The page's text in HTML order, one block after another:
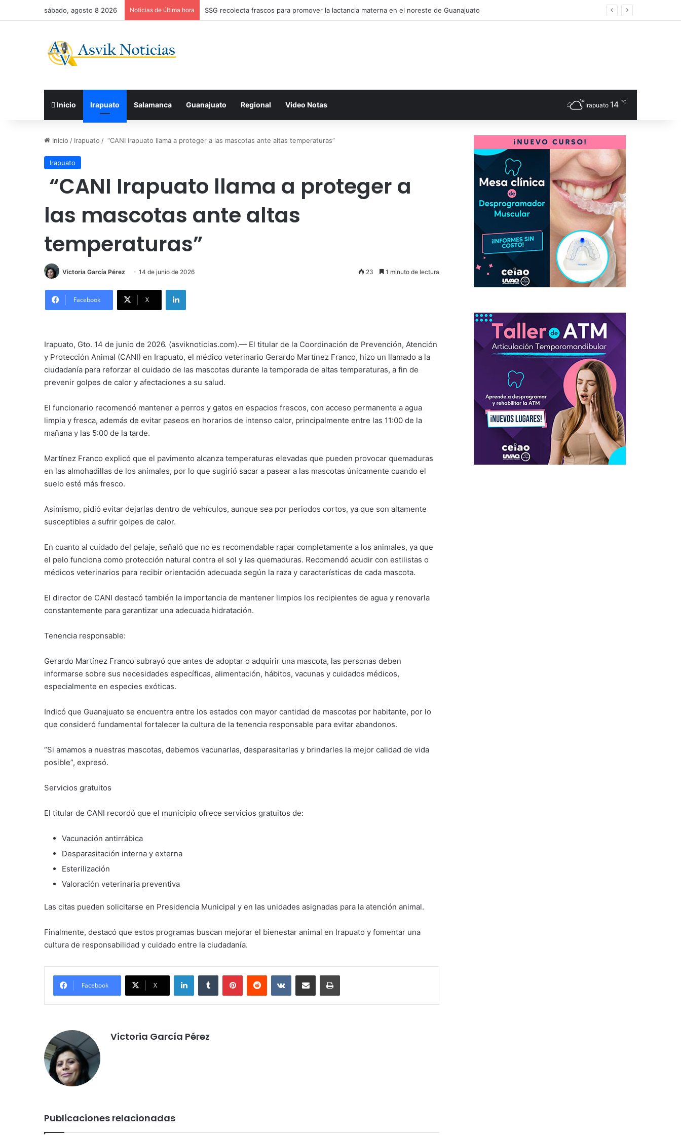
sábado, agosto 8 2026 Noticias de última hora Reconoce Gobernadora identidad, cultura y derechos de los Pueblos Indígenas
Inicio Irapuato Salamanca Guanajuato Regional Video Notas Irapuato 14 ℃
Inicio / Irapuato / “CANI Irapuato llama a proteger a las mascotas ante altas temperaturas”
Irapuato
“CANI Irapuato llama a proteger a
las mascotas ante altas
temperaturas”
Victoria García Pérez 14 de junio de 2026 23 1 minuto de lectura
Facebook X
LinkedIn
Irapuato, Gto. 14 de junio de 2026. (asviknoticias.com).— El titular de la Coordinación de Prevención, Atención
y Protección Animal (CANI) en Irapuato, el médico veterinario Gerardo Martínez Franco, hizo un llamado a la
ciudadanía para reforzar el cuidado de las mascotas durante la temporada de altas temperaturas, a fin de
prevenir golpes de calor y afectaciones a su salud.
El funcionario recomendó mantener a perros y gatos en espacios frescos, con acceso permanente a agua
limpia y fresca, además de evitar paseos en horarios de intenso calor, principalmente entre las 11:00 de la
mañana y las 5:00 de la tarde.
Martínez Franco explicó que el pavimento alcanza temperaturas elevadas que pueden provocar quemaduras
en las almohadillas de los animales, por lo que sugirió sacar a pasear a las mascotas únicamente cuando el
suelo esté más fresco.
Asimismo, pidió evitar dejarlas dentro de vehículos, aunque sea por periodos cortos, ya que son altamente
susceptibles a sufrir golpes de calor.
En cuanto al cuidado del pelaje, señaló que no es recomendable rapar completamente a los animales, ya que
el pelo funciona como protección natural contra el sol y las quemaduras. Recomendó acudir con estilistas o
médicos veterinarios para recibir orientación adecuada según la raza y características de cada mascota.
El director de CANI destacó también la importancia de mantener limpios los recipientes de agua y renovarla
constantemente para garantizar una adecuada hidratación.
Tenencia responsable:
Gerardo Martínez Franco subrayó que antes de adoptar o adquirir una mascota, las personas deben
informarse sobre sus necesidades específicas, alimentación, hábitos, vacunas y cuidados médicos,
especialmente en especies exóticas.
Indicó que Guanajuato se encuentra entre los estados con mayor cantidad de mascotas por habitante, por lo
que consideró fundamental fortalecer la cultura de la tenencia responsable para evitar abandonos.
“Si amamos a nuestras mascotas, debemos vacunarlas, desparasitarlas y brindarles la mejor calidad de vida
posible”, expresó.
Servicios gratuitos
El titular de CANI recordó que el municipio ofrece servicios gratuitos de:
Vacunación antirrábica
Desparasitación interna y externa
Esterilización
Valoración veterinaria preventiva
Las citas pueden solicitarse en Presidencia Municipal y en las unidades asignadas para la atención animal.
Finalmente, destacó que estos programas buscan mejorar el bienestar animal en Irapuato y fomentar una
cultura de responsabilidad y cuidado entre la ciudadanía.
Facebook X
LinkedInTumblr PinterestReddit VKontakteCompartir por correo electrónicoImprimir
Victoria García Pérez
Publicaciones relacionadas